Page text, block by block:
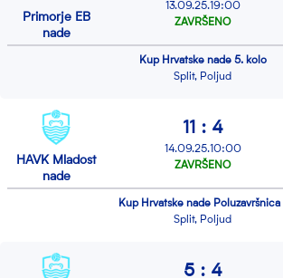
Kup Hrvatske nade 5. kolo
Split, Poljud
Primorje EB
nade
13.09.25.19:00
ZAVRŠENO
Kup Hrvatske nade Poluzavršnica
Split, Poljud
HAVK Mladost
nade
11 : 4
14.09.25.10:00
ZAVRŠENO
5 : 4